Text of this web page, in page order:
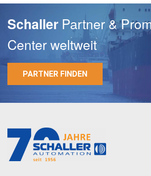
Schaller Partner &
Center weltweit
PARTNER FINDEN